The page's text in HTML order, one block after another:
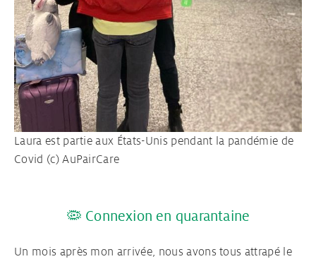
Laura est partie aux États-Unis pendant la pandémie de
Covid (c) AuPairCare
🦠 Connexion en quarantaine
Un mois après mon arrivée, nous avons tous attrapé le